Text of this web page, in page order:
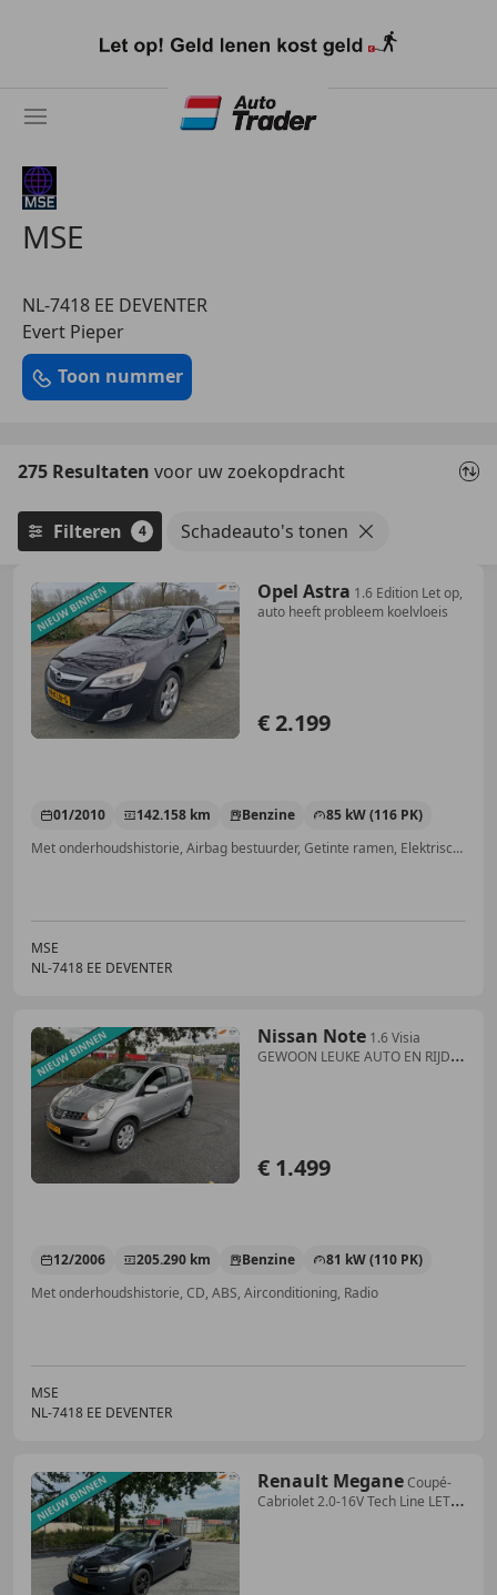
naar
MSE
NL-7418 EE DEVENTER
Evert Pieper
Toon nummer
275 Resultaten voor uw zoekopdracht
Filteren 4 Schadeauto's tonen
Opel Astra 1.6 Edition Let op,
auto heeft probleem koelvloeis
€ 2.199
01/2010 142.158 km Benzine
85 kW (116 PK)
Met onderhoudshistorie, Airbag bestuurder, Getinte ramen, Elektrische ramen, Zij-airbags, CD, Radio, Airbag passagier
MSE
NL-7418 EE DEVENTER
Nissan Note 1.6 Visia
GEWOON LEUKE AUTO EN RIJDT
€ 1.499
12/2006 205.290 km Benzine
81 kW (110 PK)
Met onderhoudshistorie, CD, ABS, Airconditioning, Radio
MSE
NL-7418 EE DEVENTER
Renault MeganeCoupé-
Cabriolet 2.0-16V Tech Line LET